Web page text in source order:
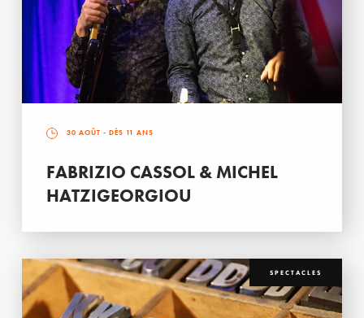
30 AOÛT - DÈS 11 ANS
FABRIZIO CASSOL & MICHEL
HATZIGEORGIOU
SPECTACLES